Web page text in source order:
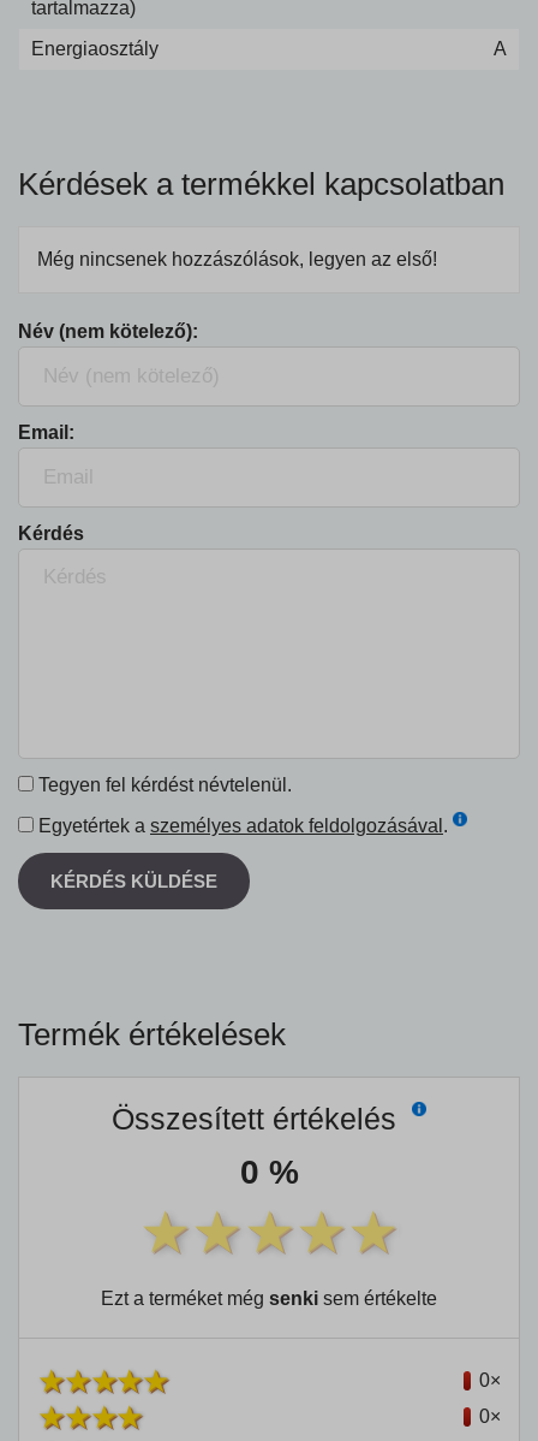
tartalmazza)
Energiaosztály A
Kérdések a termékkel kapcsolatban
Még nincsenek hozzászólások, legyen az első!
Név (nem kötelező):
Email:
Kérdés
Tegyen fel kérdést névtelenül.
Egyetértek a személyes adatok feldolgozásával .
KÉRDÉS KÜLDÉSE
Termék értékelések
Összesített értékelés
0 %
Ezt a terméket még senki sem értékelte
0×
0×